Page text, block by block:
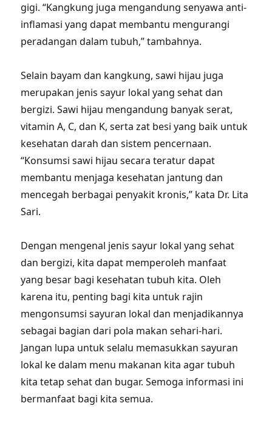
gigi. “Kangkung juga mengandung senyawa anti-
inflamasi yang dapat membantu mengurangi
peradangan dalam tubuh,” tambahnya.
Selain bayam dan kangkung, sawi hijau juga
merupakan jenis sayur lokal yang sehat dan
bergizi. Sawi hijau mengandung banyak serat,
vitamin A, C, dan K, serta zat besi yang baik untuk
kesehatan darah dan sistem pencernaan.
“Konsumsi sawi hijau secara teratur dapat
membantu menjaga kesehatan jantung dan
mencegah berbagai penyakit kronis,” kata Dr. Lita
Sari.
Dengan mengenal jenis sayur lokal yang sehat
dan bergizi, kita dapat memperoleh manfaat
yang besar bagi kesehatan tubuh kita. Oleh
karena itu, penting bagi kita untuk rajin
mengonsumsi sayuran lokal dan menjadikannya
sebagai bagian dari pola makan sehari-hari.
Jangan lupa untuk selalu memasukkan sayuran
lokal ke dalam menu makanan kita agar tubuh
kita tetap sehat dan bugar. Semoga informasi ini
bermanfaat bagi kita semua.